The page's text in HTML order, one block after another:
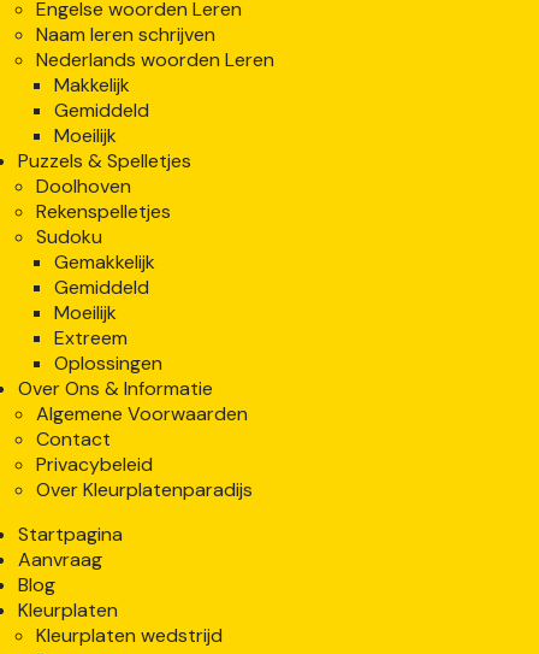
Engelse woorden Leren
Naam leren schrijven
Nederlands woorden Leren
Makkelijk
Gemiddeld
Moeilijk
Puzzels & Spelletjes
Doolhoven
Rekenspelletjes
Sudoku
Gemakkelijk
Gemiddeld
Moeilijk
Extreem
Oplossingen
Over Ons & Informatie
Algemene Voorwaarden
Contact
Privacybeleid
Over Kleurplatenparadijs
Startpagina
Aanvraag
Blog
Kleurplaten
Kleurplaten wedstrijd